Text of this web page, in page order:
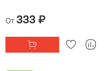
От 333 ₽